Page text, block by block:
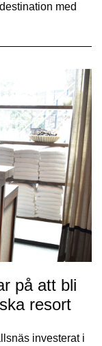
med
på att bli
resort
investerat i